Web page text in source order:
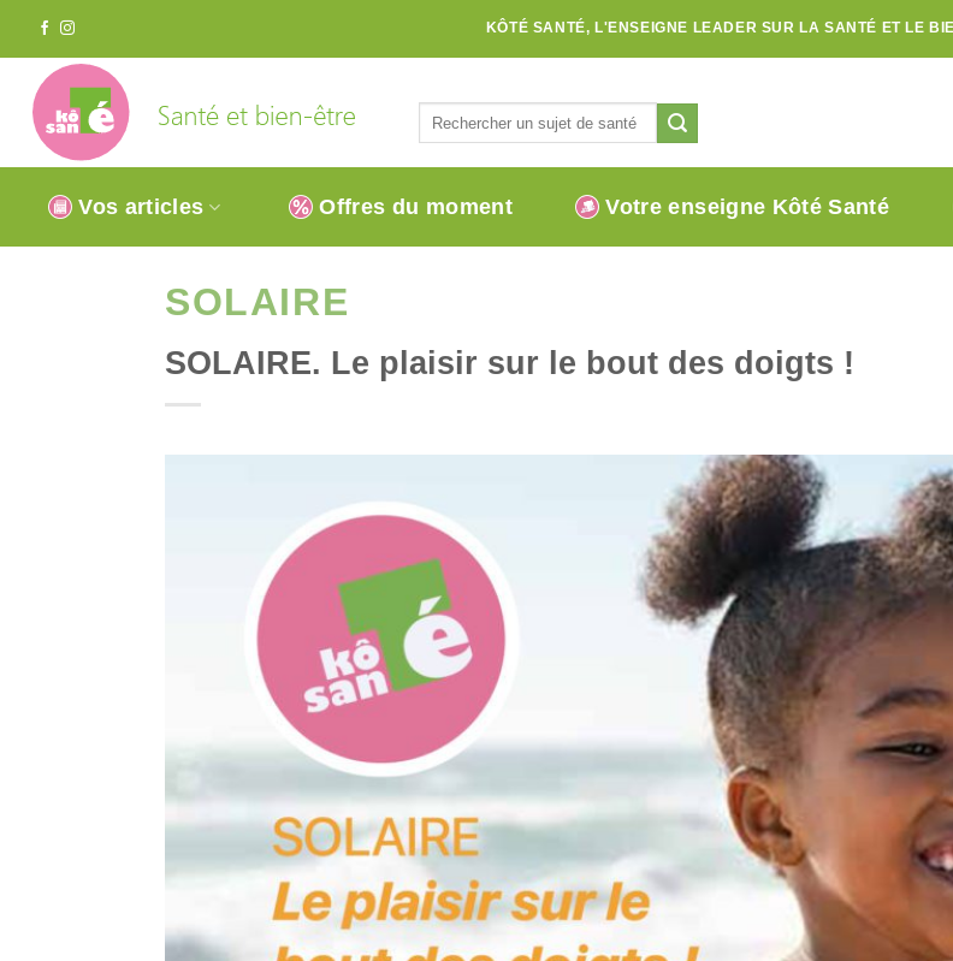
contenu
KÔTÉ SANTÉ, L'ENSEIGNE LEADER SUR LA SANTÉ ET LE
Vos articles Offres du moment Votre enseigne Kôté Santé
SOLAIRE
SOLAIRE. Le plaisir sur le bout des doigts !